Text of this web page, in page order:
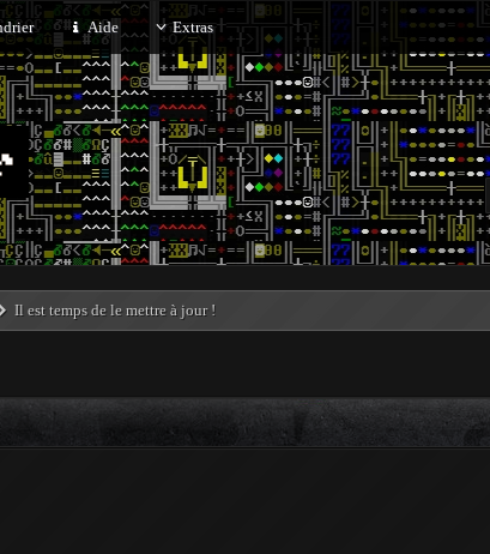
Aide Extras
Il est temps de le mettre à jour !